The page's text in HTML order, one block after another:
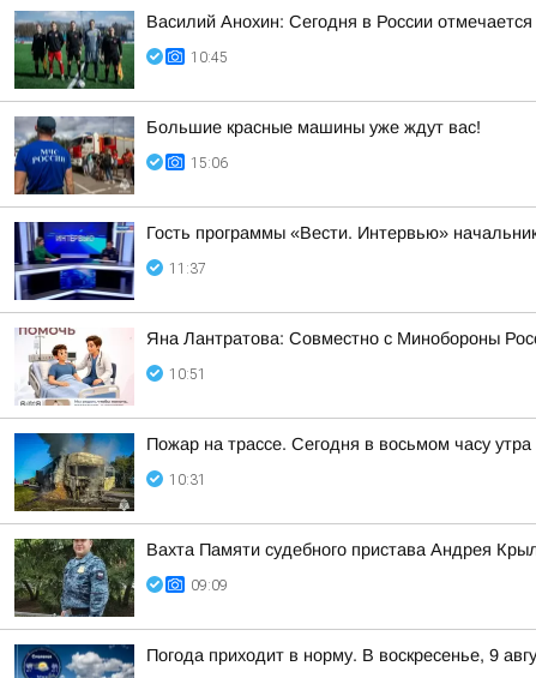
Василий Анохин: Сегодня в России
10:45
Большие красные машины уже ждут вас!
15:06
Гость программы «Вести. Интервью»
11:37
Яна Лантратова: Совместно с Минобороны
10:51
Пожар на трассе. Сегодня в восьмом часу
10:31
Вахта Памяти судебного пристава Андрея
09:09
Погода приходит в норму. В воскресенье, 9